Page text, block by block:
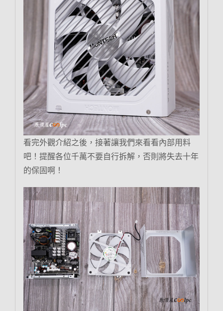
看完外觀介紹之後，接著讓我們來看看內部用料
吧！提醒各位千萬不要自行拆解，否則將失去十年
的保固啊！